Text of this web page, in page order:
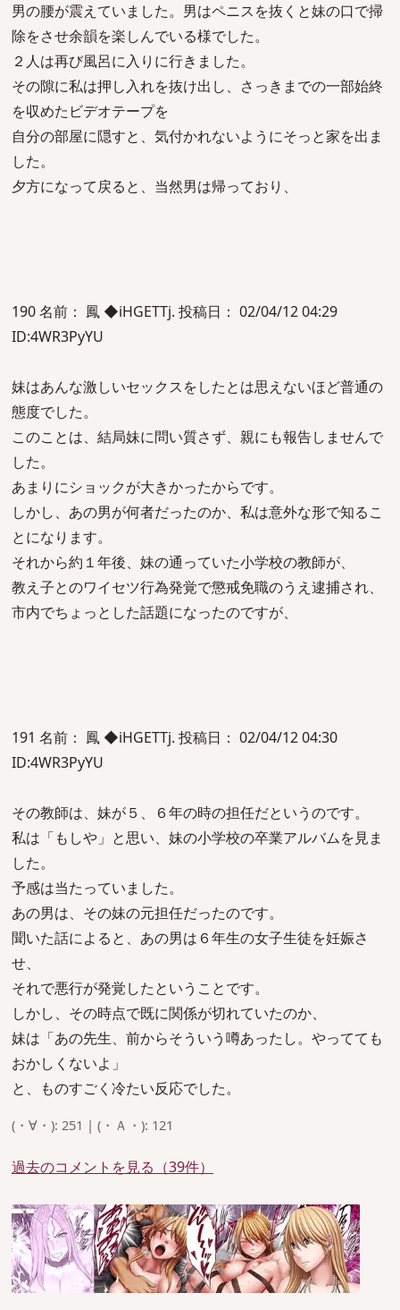
男の腰が震えていました。男はペニスを抜くと妹の口で掃
除をさせ余韻を楽しんでいる様でした。
２人は再び風呂に入りに行きました。
その隙に私は押し入れを抜け出し、さっきまでの一部始終
を収めたビデオテープを
自分の部屋に隠すと、気付かれないようにそっと家を出ま
した。
夕方になって戻ると、当然男は帰っており、
190 名前： 鳳 ◆iHGETTj. 投稿日： 02/04/12 04:29
ID:4WR3PyYU
妹はあんな激しいセックスをしたとは思えないほど普通の
態度でした。
このことは、結局妹に問い質さず、親にも報告しませんで
した。
あまりにショックが大きかったからです。
しかし、あの男が何者だったのか、私は意外な形で知るこ
とになります。
それから約１年後、妹の通っていた小学校の教師が、
教え子とのワイセツ行為発覚で懲戒免職のうえ逮捕され、
市内でちょっとした話題になったのですが、
191 名前： 鳳 ◆iHGETTj. 投稿日： 02/04/12 04:30
ID:4WR3PyYU
その教師は、妹が５、６年の時の担任だというのです。
私は「もしや」と思い、妹の小学校の卒業アルバムを見ま
した。
予感は当たっていました。
あの男は、その妹の元担任だったのです。
聞いた話によると、あの男は６年生の女子生徒を妊娠さ
せ、
それで悪行が発覚したということです。
しかし、その時点で既に関係が切れていたのか、
妹は「あの先生、前からそういう噂あったし。やってても
おかしくないよ」
と、ものすごく冷たい反応でした。
(・∀・): 251 | (・Ａ・): 121
過去のコメントを見る（39件）